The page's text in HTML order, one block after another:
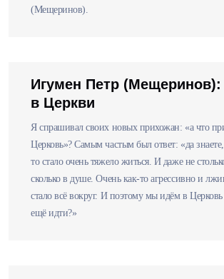
(Мещеринов).
Игумен Петр
в Церкви
Я спрашивал своих новых прихожан: «а что
Церковь»? Самым частым был ответ: «да
то стало очень тяжело житься. И даже не
сколько в душе. Очень как-то агрессивно и
стало всё вокруг. И поэтому мы идём в
ещё идти?»